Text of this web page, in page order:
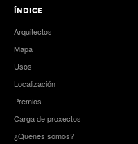
ÍNDICE
Arquitectos
Mapa
Usos
Localización
Premios
Carga de proxectos
¿Quenes somos?